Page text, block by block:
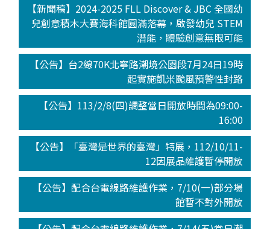
【新聞稿】2024-2025 FLL Discover & JBC 全國幼
兒創意積木大賽海科館圓滿落幕，啟發幼兒 STEM
潛能，體驗創意無限可能
【公告】台2線70K北寧路潮境公園段7月24日19時
起實施凱米颱風預警性封路
【公告】113/2/8(四)調整當日開放時間為09:00-
16:00
【公告】「臺灣是世界的臺灣」特展，112/10/11-
12因展品維護暫停開放
【公告】配合台電線路維護作業，7/10(一)部分場
館暫不對外開放